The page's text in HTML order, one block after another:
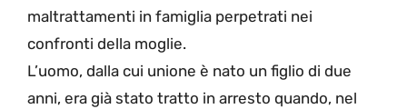
maltrattamenti in famiglia perpetrati nei
confronti della moglie.
L’uomo, dalla cui unione è nato un figlio di due
anni, era già stato tratto in arresto quando, nel